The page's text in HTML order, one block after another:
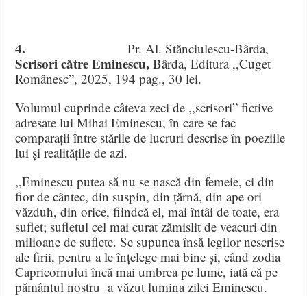
4.Pr. Al. Stănciulescu-Bârda,
Scrisori către Eminescu,Bârda, Editura ,,Cuget
Românesc”, 2025, 194 pag., 30 lei.
Volumul cuprinde câteva zeci de ,,scrisori” fictive
adresate lui Mihai Eminescu, în care se fac
comparații între stările de lucruri descrise în poeziile
lui și realitățile de azi.
,,Eminescu putea să nu se nască din femeie, ci din
fior de cântec, din suspin, din țărnă, din ape ori
văzduh, din orice, fiindcă el, mai întâi de toate, era
suflet; sufletul cel mai curat zămislit de veacuri din
milioane de suflete. Se supunea însă legilor nescrise
ale firii, pentru a le înțelege mai bine și, când zodia
Capricornului încă mai umbrea pe lume, iată că pe
pământul nostru a văzut lumina zilei Eminescu.